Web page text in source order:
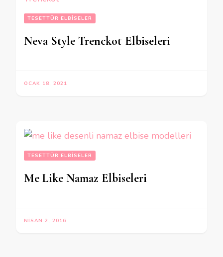
TESETTÜR ELBISELER
Neva Style Trenckot Elbiseleri
OCAK 18, 2021
TESETTÜR ELBISELER
Me Like Namaz Elbiseleri
NISAN 2, 2016